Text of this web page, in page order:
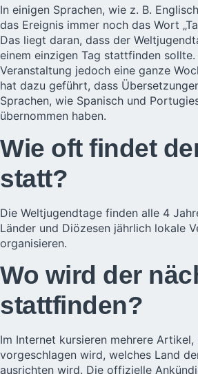
In einigen Sprachen, wie z. B.
das Ereignis immer noch das Wort
Das liegt daran, dass der
einem einzigen Tag stattfinden
Veranstaltung jedoch eine ganze
hat dazu geführt, dass
Sprachen, wie Spanisch und
übernommen haben.
Wie oft findet
statt?
Die Weltjugendtage finden alle 4
Länder und Diözesen jährlich lokale
organisieren.
Wo wird der
stattfinden?
Im Internet kursieren mehrere Artikel,
vorgeschlagen wird, welches Land
ausrichten wird. Die offizielle